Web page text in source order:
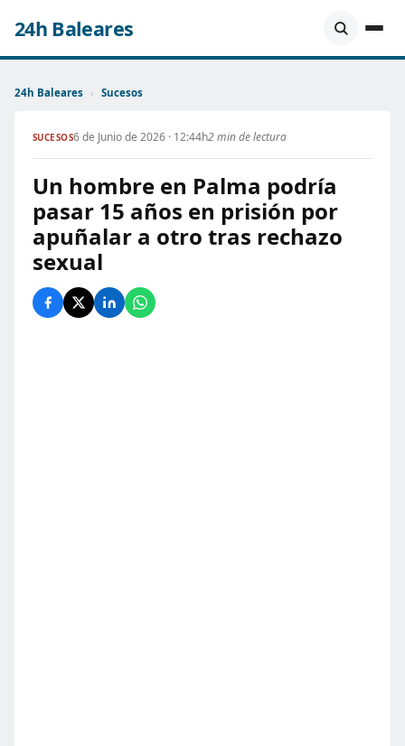
24h Baleares
24h Baleares › Sucesos
SUCESOS6 de Junio de 2026 · 12:44h2 min de lectura
Un hombre en Palma podría
pasar 15 años en prisión por
apuñalar a otro tras rechazo
sexual